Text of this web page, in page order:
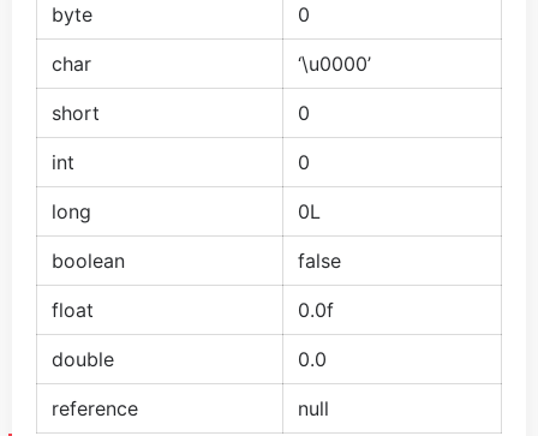
byte 0
char ‘\u0000’
short 0
int 0
long 0L
boolean false
float 0.0f
double 0.0
reference null